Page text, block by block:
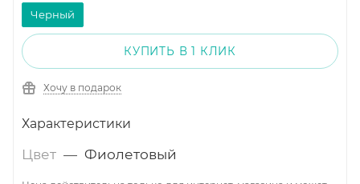
Черный
КУПИТЬ В 1 КЛИК
Хочу в подарок
Характеристики
Цвет — Фиолетовый